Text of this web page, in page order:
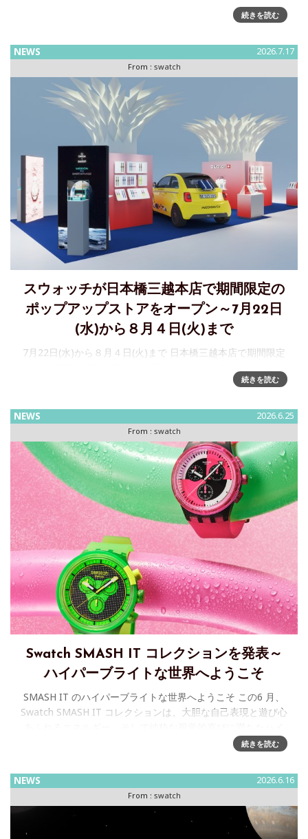
受け継がれる歴史の重みを刻む、 MOONSWATCH1969 年7
月21 日のアポロ11 号 による人類初の月面着陸という歴史的
続きを読む
NEWS 2026.7.17
From : swatch
スウォッチが日本橋三越本店で期間限定の
ポップアップストアをオープン～7月22日
(水)から８月４日(火)まで
7月22日(水)から８月４日(火)まで 日本橋三越本店で期間限定
プなカラーで知られるスイスメイドのウォッチメーカー
続きを読む
NEWS 2026.6.25
From : swatch
Swatch SMASH IT コレクションを発表～
ハイパーブライトな世界へようこそ
SMASH IT のハイパーブライトな世界へようこそ この6 月、
Swatch SMASH IT コレクションは、大胆な自己表現と遊び心
パーブライトな世界へとファンを誘います。続きを読む
NEWS 2026.6.16
From : swatch